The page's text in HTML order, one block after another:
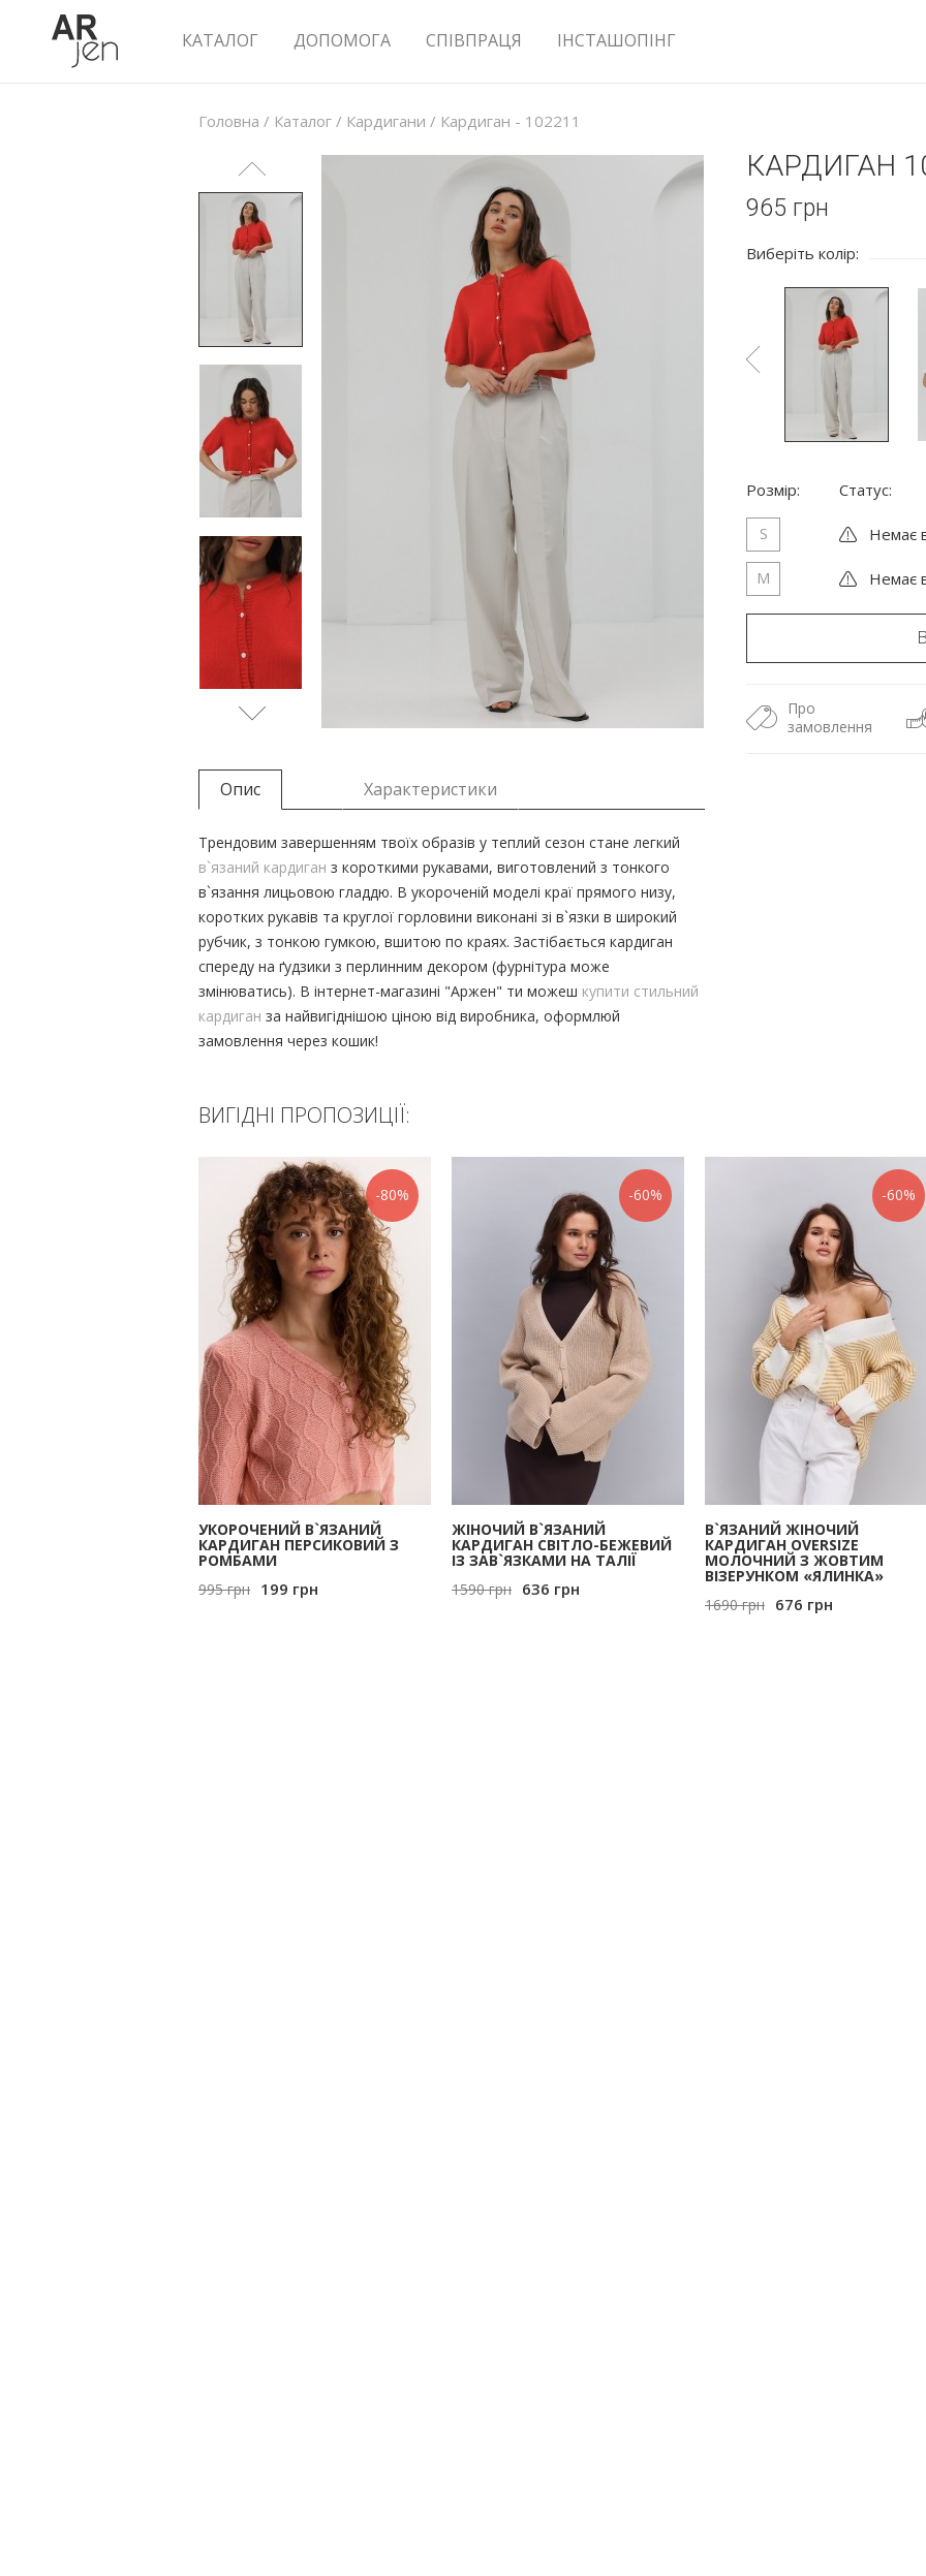
КАТАЛОГ ДОПОМОГА СПІВПРАЦЯ ІНСТАШОПІНГ
Головна / Каталог / Кардигани / Кардиган - 102211
КАРДИГАН
965 грн
Виберіть колір:
Розмір: Статус:
S Немає
M Немає
Про
замовлення
Опис Характеристики
Трендовим завершенням твоїх образів у теплий сезон стане легкий
в`язаний кардиган з короткими рукавами, виготовлений з тонкого
в`язання лицьовою гладдю. В укороченій моделі краї прямого низу,
коротких рукавів та круглої горловини виконані зі в`язки в широкий
рубчик, з тонкою гумкою, вшитою по краях. Застібається кардиган
спереду на ґудзики з перлинним декором (фурнітура може
змінюватись). В інтернет-магазині "Аржен" ти можеш купити стильний
кардиган за найвигіднішою ціною від виробника, оформлюй
замовлення через кошик!
ВИГІДНІ ПРОПОЗИЦІЇ:
-80%
УКОРОЧЕНИЙ В`ЯЗАНИЙ
КАРДИГАН ПЕРСИКОВИЙ З
РОМБАМИ
995 грн 199 грн
-60%
ЖІНОЧИЙ В`ЯЗАНИЙ
КАРДИГАН СВІТЛО-БЕЖЕВИЙ
ІЗ ЗАВ`ЯЗКАМИ НА ТАЛІЇ
1590 грн 636 грн
-60%
В`ЯЗАНИЙ ЖІНОЧИЙ
КАРДИГАН OVERSIZE
МОЛОЧНИЙ З ЖОВТИМ
ВІЗЕРУНКОМ «ЯЛИНКА»
1690 грн 676 грн